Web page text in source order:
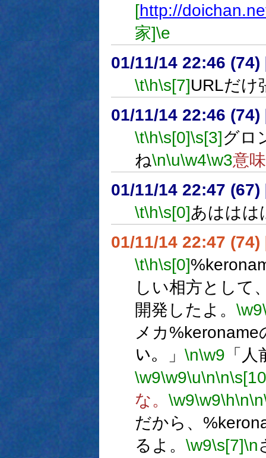
[http://
家]\e
01/11/14 22:46 (74)
\t\h\s[7]URLだけ
01/11/14 22:46 (74)
\t\h\s[0]\s[3]グロ
ね\n\u\w4\w3意
01/11/14 22:47 (67)
\t\h\s[0]あははは
01/11/14 22:47 (74)
\t\h\s[0]
しい相方として
開発したよ。 \w9
メカ%keroname
い。」 \n\w9 「
\w9\w9\u\n\n
な。 \w9\w9\h\n\n
だから、
るよ。 \w9\s[7]\n